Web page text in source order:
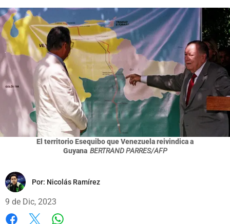
El territorio Esequibo que Venezuela reivindica a
Guyana BERTRAND PARRES/AFP
Por: Nicolás Ramírez
9 de Dic, 2023